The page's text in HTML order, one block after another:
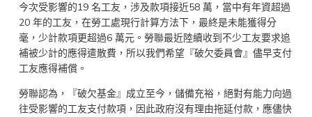
今次受影響的19 名工友，涉及款項接近58 萬，當中有年資超過
20 年的工友，在勞工處現行計算方法下，最終是未能獲得分
毫，少計款項更超過6 萬元。勞聯最近陸續收到不少工友要求追
補被少計的應得遣散費，所以我們希望『破欠委員會』儘早支付
工友應得補償。
勞聯認為，『破欠基金』成立至今，儲備充裕，絕對有能力向過
往受影響的工友支付款項，因此政府沒有理由拖延付款，應儘快